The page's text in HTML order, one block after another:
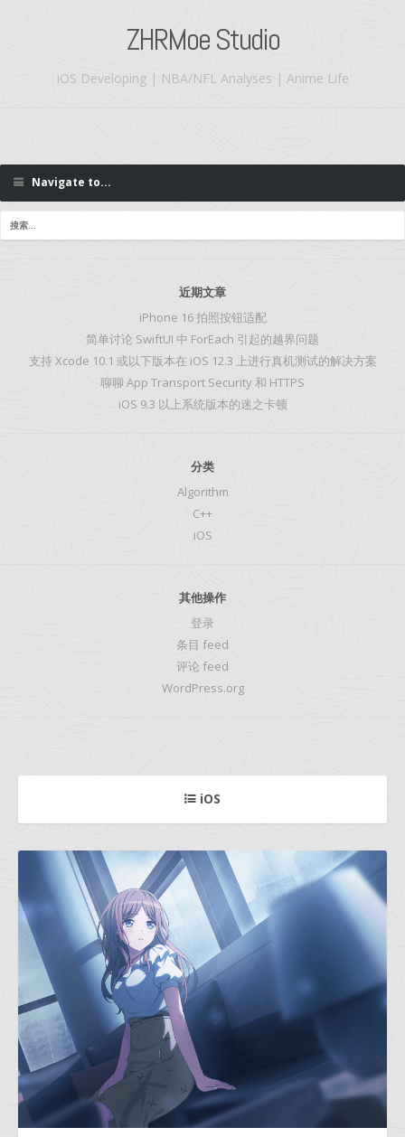
ZHRMoe Studio
iOS Developing | NBA/NFL Analyses | Anime Life
Navigate to...
近期文章
iPhone 16 拍照按钮适配
简单讨论 SwiftUI 中 ForEach 引起的越界问题
支持 Xcode 10.1 或以下版本在 iOS 12.3 上进行真机测试的解决方案
聊聊 App Transport Security 和 HTTPS
iOS 9.3 以上系统版本的迷之卡顿
分类
Algorithm
C++
iOS
其他操作
登录
条目 feed
评论 feed
WordPress.org
iOS